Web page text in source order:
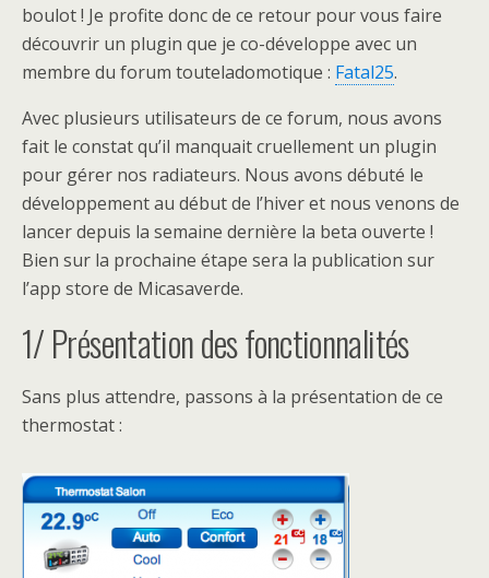
boulot ! Je profite donc de ce retour pour vous faire
découvrir un plugin que je co-développe avec un
membre du forum touteladomotique : Fatal25.
Avec plusieurs utilisateurs de ce forum, nous avons
fait le constat qu’il manquait cruellement un plugin
pour gérer nos radiateurs. Nous avons débuté le
développement au début de l’hiver et nous venons de
lancer depuis la semaine dernière la beta ouverte !
Bien sur la prochaine étape sera la publication sur
l’app store de Micasaverde.
1/ Présentation des fonctionnalités
Sans plus attendre, passons à la présentation de ce
thermostat :